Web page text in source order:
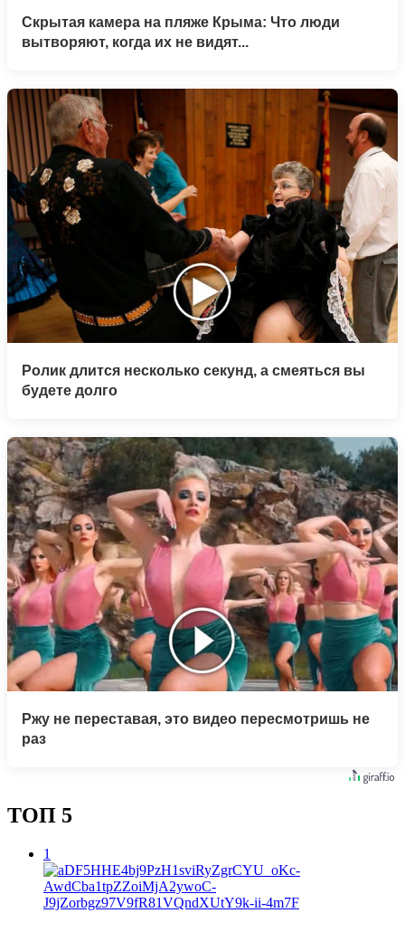
Скрытая камера на пляже Крыма: Что люди
вытворяют, когда их не видят...
Ролик длится несколько секунд, а смеяться вы
будете долго
Ржу не переставая, это видео пересмотришь не
раз
ТОП 5
1